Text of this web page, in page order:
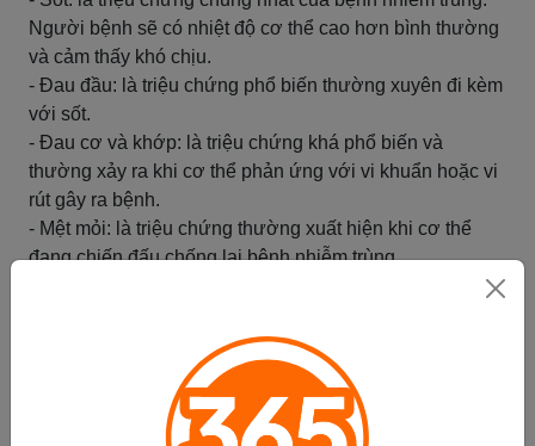
Người bệnh sẽ có nhiệt độ cơ thể cao hơn bình thường
và cảm thấy khó chịu.
- Đau đầu: là triệu chứng phổ biến thường xuyên đi kèm
với sốt.
- Đau cơ và khớp: là triệu chứng khá phổ biến và
thường xảy ra khi cơ thể phản ứng với vi khuẩn hoặc vi
rút gây ra bệnh.
- Mệt mỏi: là triệu chứng thường xuất hiện khi cơ thể
đang chiến đấu chống lại bệnh nhiễm trùng.
- Tiêu chảy: là triệu chứng phổ biến trong các bệnh
nhiễm trùng đường ruột.
Ngoài các triệu chứng thông thường, bệnh nhiễm trùng
cũng có thể gây ra những dấu hiệu nghiêm trọng như: